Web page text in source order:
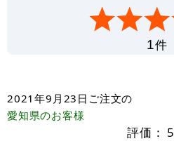
1件
2021年9月23日 ご注文の
愛知県のお客様
評価： 5